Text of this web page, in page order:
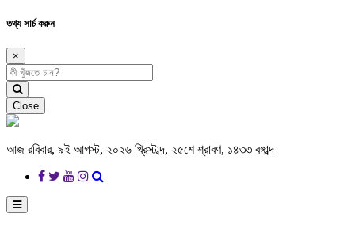
তথ্য সার্চ করুন
×
Close
আজ রবিবার, ৯ই আগস্ট, ২০২৬ খ্রিস্টাব্দ, ২৫শে শ্রাবণ, ১৪৩৩ বঙ্গাব্দ